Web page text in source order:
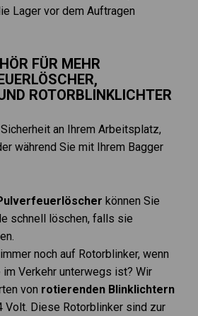
Lager vor dem Auftragen
FÜR MEHR
ROTORBLINKLICHTER
an Ihrem Arbeitsplatz,
während Sie mit Ihrem Bagger
können Sie
schnell löschen, falls sie
noch auf Rotorblinker, wenn
im Verkehr unterwegs ist? Wir
von rotierenden Blinklichtern
Volt. Diese Rotorblinker sind zur